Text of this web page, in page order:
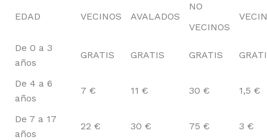
EDAD VECINOS AVALADOS
NO
VECINOS
De 0 a 3
años
GRATIS GRATIS GRATIS
De 4 a 6
años
7 € 11 € 30 € 1,5 €
De 7 a 17
años
22 € 30 € 75 € 3 €